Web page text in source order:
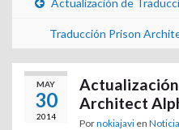
Traducción Prison
MAY
30
2014
Architect
Pornokiajavi en